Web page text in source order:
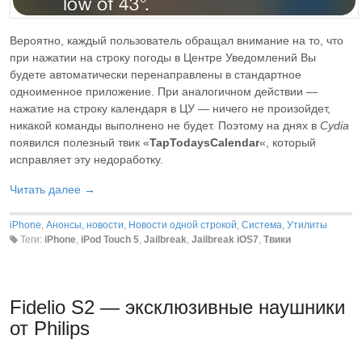
Вероятно, каждый пользователь обращал внимание на то, что
при нажатии на строку погоды в Центре Уведомлений Вы
будете автоматически перенаправлены в стандартное
одноименное приложение. При аналогичном действии —
нажатие на строку календаря в ЦУ — ничего не произойдет,
никакой команды выполнено не будет. Поэтому на днях в Cydia
появился полезный твик «TapTodaysCalendar«, который
исправляет эту недоработку.
Читать далее →
iPhone Анонсы, новости Новости одной строкой Система Утилиты
Теги: iPhone iPod Touch 5 Jailbreak Jailbreak iOS7 Твики
Fidelio S2 — эксклюзивные наушники
от Philips